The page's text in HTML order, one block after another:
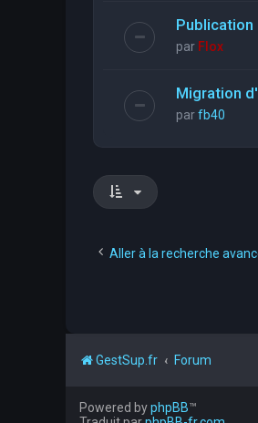
Publication
par Flox
Migration
parfb40
Aller à la recherche
GestSup.fr Forum
Powered byphpBB™